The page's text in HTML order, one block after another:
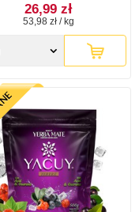
26,99 zł
53,98 zł / kg